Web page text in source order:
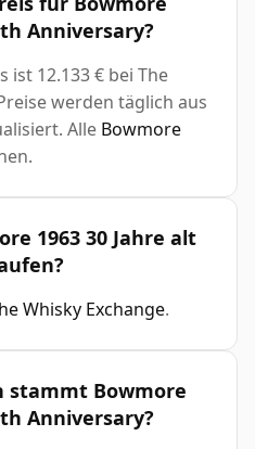
Anniversary?
ist 12.133 € bei The
werden täglich aus
Alle Bowmore
1963 30 Jahre alt
Whisky Exchange.
stammt Bowmore
Anniversary?